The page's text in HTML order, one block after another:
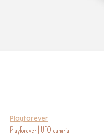
Playforever
Playforever | UFO canaria